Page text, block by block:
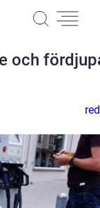
och